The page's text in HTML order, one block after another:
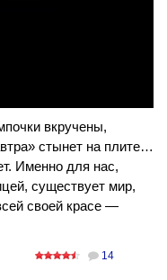
вкручены,
стынет на плите…
Именно для нас,
существует мир,
своей красе —
14